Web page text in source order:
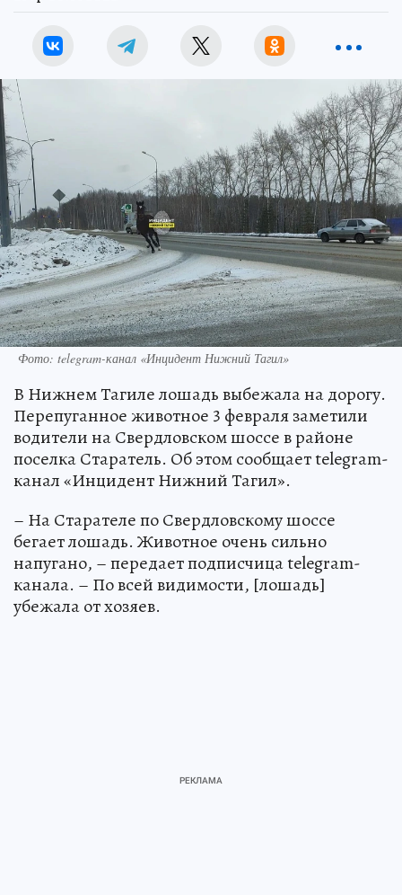
Фото: telegram-канал «Инцидент Нижний Тагил»
В Нижнем Тагиле лошадь выбежала на дорогу.
Перепуганное животное 3 февраля заметили
водители на Свердловском шоссе в районе
поселка Старатель. Об этом сообщает telegram-
канал «Инцидент Нижний Тагил».
– На Старателе по Свердловскому шоссе
бегает лошадь. Животное очень сильно
напугано, – передает подписчица telegram-
канала. – По всей видимости, [лошадь]
убежала от хозяев.